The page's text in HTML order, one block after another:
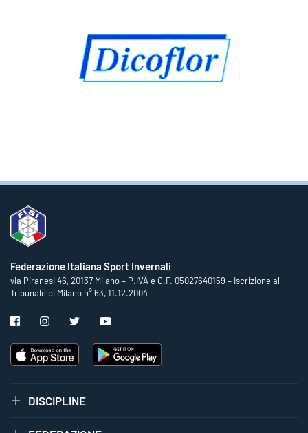
Federazione Italiana Sport Invernali
via Piranesi 46, 20137 Milano – P.IVA e C.F. 05027640159 – Iscrizione al
Tribunale di Milano n° 63, 11.12.2004
DISCIPLINE